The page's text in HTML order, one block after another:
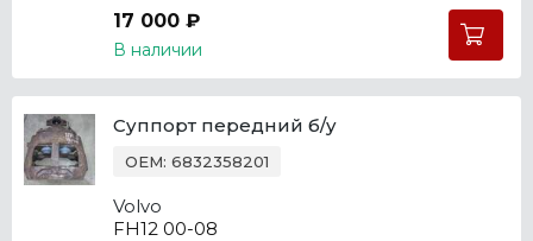
17 000 ₽
В наличии
Суппорт передний б/у
OEM: 6832358201
Volvo
FH12 00-08